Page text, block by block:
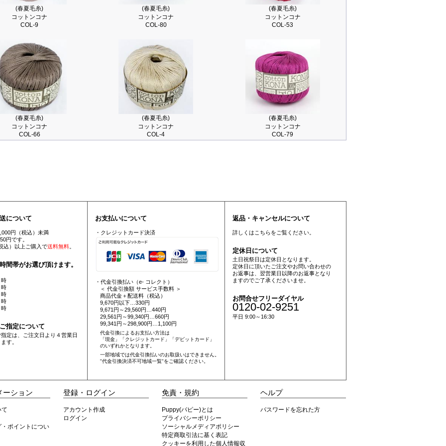
(春夏毛糸)
コットンコナ
COL-9
(春夏毛糸)
コットンコナ
COL-80
(春夏毛糸)
コットンコナ
COL-53
(春夏毛糸)
コットンコナ
COL-66
(春夏毛糸)
コットンコナ
COL-4
(春夏毛糸)
コットンコナ
COL-79
について
円（税込）未満
円です。
込）以上ご購入で送料無料。
間帯がお選び頂けます。
時
時
時
時
時
指定について
定は、ご注文日より４営業日
す。
お支払いについて
・クレジットカード決済
・代金引換払い（e- コレクト）
＜ 代金引換額 サービス手数料 ＞
商品代金＋配送料（税込）
9,670円以下…330円
9,671円～29,560円…440円
29,561円～99,340円…660円
99,341円～298,900円…1,100円
代金引換によるお支払い方法は
「現金」「クレジットカード」「デビットカード」
のいずれかとなります。
一部地域では代金引換払いのお取扱いはできません。
"代金引換決済不可地域一覧"をご確認ください。
返品・キャンセルについて
詳しくは こちらをご覧ください。
定休日について
土日祝祭日は定休日となります。
定休日に頂いたご注文やお問い合わせの
お返事は、翌営業日以降のお返事となり
ますのでご了承くださいませ。
お問合せフリーダイヤル
0120-02-9251
平日 9:00～16:30
ーション
て
ポイントについ
登録・ログイン
アカウント作成
ログイン
免責・規約
Puppy(パピー)とは
プライバシーポリシー
ソーシャルメディアポリシー
特定商取引法に基く表記
クッキーを利用した個人情報収
ヘルプ
パスワードを忘れた方